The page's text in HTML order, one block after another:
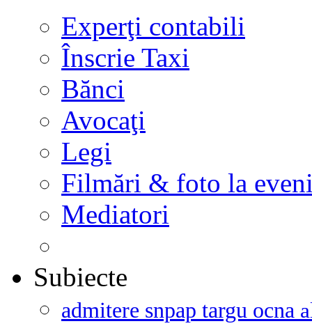
Experţi contabili
Înscrie Taxi
Bănci
Avocaţi
Legi
Filmări & foto la
Mediatori
Subiecte
admitere snpap targu ocna